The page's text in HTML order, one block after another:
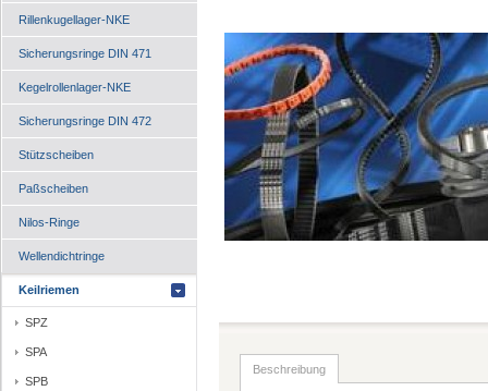
Rillenkugellager-NKE
Sicherungsringe DIN 471
Kegelrollenlager-NKE
Sicherungsringe DIN 472
Stützscheiben
Paßscheiben
Nilos-Ringe
Wellendichtringe
Keilriemen
SPZ
SPA
SPB
Beschreibung